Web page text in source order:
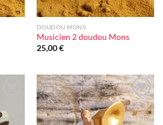
DOUDOU MONS
Musicien 2 doudou Mons
25,00€
liste
Ajouter
à la liste
d'envie